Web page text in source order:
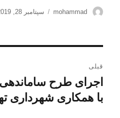
نویسنده
mohammad
ارسال
سپتامبر 28, 2019
نوشته
قبلی
نوشته
قبلی:
اجرای طرح
با همکاری شهرداری